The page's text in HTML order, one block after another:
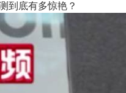
到底有多惊艳？